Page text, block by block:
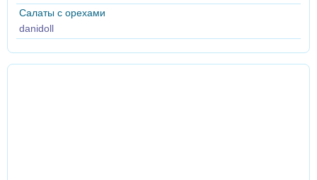
Салаты с орехами
danidoll